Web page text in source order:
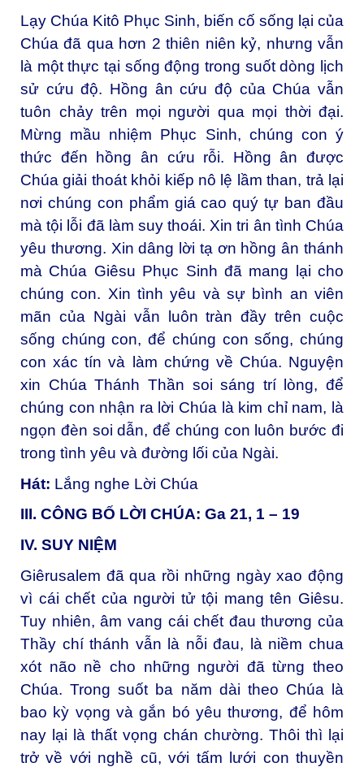
Lạy Chúa Kitô Phục Sinh, biến cố sống lại của
Chúa đã qua hơn 2 thiên niên kỷ, nhưng vẫn
là một thực tại sống động trong suốt dòng lịch
sử cứu độ. Hồng ân cứu độ của Chúa vẫn
tuôn chảy trên mọi người qua mọi thời đại.
Mừng mầu nhiệm Phục Sinh, chúng con ý
thức đến hồng ân cứu rỗi. Hồng ân được
Chúa giải thoát khỏi kiếp nô lệ lầm than, trả lại
nơi chúng con phẩm giá cao quý tự ban đầu
mà tội lỗi đã làm suy thoái. Xin tri ân tình Chúa
yêu thương. Xin dâng lời tạ ơn hồng ân thánh
mà Chúa Giêsu Phục Sinh đã mang lại cho
chúng con. Xin tình yêu và sự bình an viên
mãn của Ngài vẫn luôn tràn đầy trên cuộc
sống chúng con, để chúng con sống, chúng
con xác tín và làm chứng về Chúa. Nguyện
xin Chúa Thánh Thần soi sáng trí lòng, để
chúng con nhận ra lời Chúa là kim chỉ nam, là
ngọn đèn soi dẫn, để chúng con luôn bước đi
trong tình yêu và đường lối của Ngài.
Hát: Lắng nghe Lời Chúa
III. CÔNG BỐ LỜI CHÚA: Ga 21, 1 – 19
IV. SUY NIỆM
Giêrusalem đã qua rồi những ngày xao động
vì cái chết của người tử tội mang tên Giêsu.
Tuy nhiên, âm vang cái chết đau thương của
Thầy chí thánh vẫn là nỗi đau, là niềm chua
xót não nề cho những người đã từng theo
Chúa. Trong suốt ba năm dài theo Chúa là
bao kỳ vọng và gắn bó yêu thương, để hôm
nay lại là thất vọng chán chường. Thôi thì lại
trở về với nghề cũ, với tấm lưới con thuyền